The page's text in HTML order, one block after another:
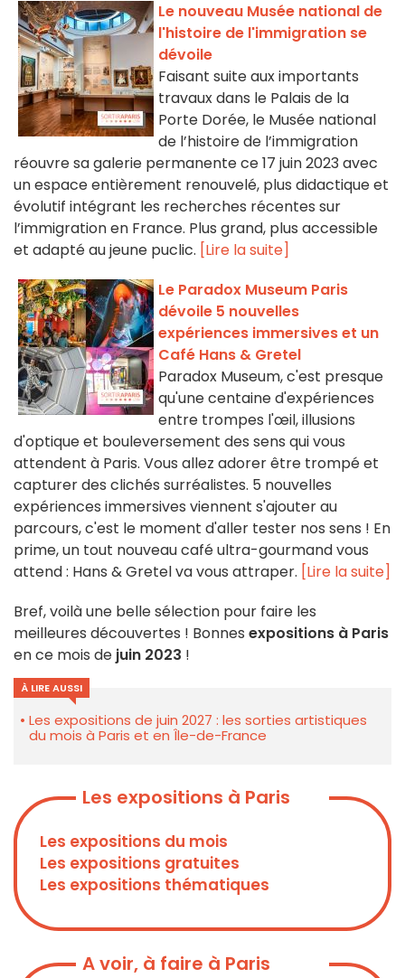
Le nouveau Musée national de
l'histoire de l'immigration se
dévoile
Faisant suite aux importants
travaux dans le Palais de la
Porte Dorée, le Musée national
de l’histoire de l’immigration
réouvre sa galerie permanente ce 17 juin 2023 avec
un espace entièrement renouvelé, plus didactique et
évolutif intégrant les recherches récentes sur
l’immigration en France. Plus grand, plus accessible
et adapté au jeune puclic. [Lire la suite]
Le Paradox Museum Paris
dévoile 5 nouvelles
expériences immersives et un
Café Hans & Gretel
Paradox Museum, c'est presque
qu'une centaine d'expériences
entre trompes l'œil, illusions
d'optique et bouleversement des sens qui vous
attendent à Paris. Vous allez adorer être trompé et
capturer des clichés surréalistes. 5 nouvelles
expériences immersives viennent s'ajouter au
parcours, c'est le moment d'aller tester nos sens ! En
prime, un tout nouveau café ultra-gourmand vous
attend : Hans & Gretel va vous attraper. [Lire la suite]
Bref, voilà une belle sélection pour faire les
meilleures découvertes ! Bonnes expositions à Paris
en ce mois de juin 2023 !
À LIRE AUSSI
Les expositions de juin 2027 : les sorties artistiques
du mois à Paris et en Île-de-France
Les expositions à Paris
Les expositions du mois
Les expositions gratuites
Les expositions thématiques
A voir, à faire à Paris